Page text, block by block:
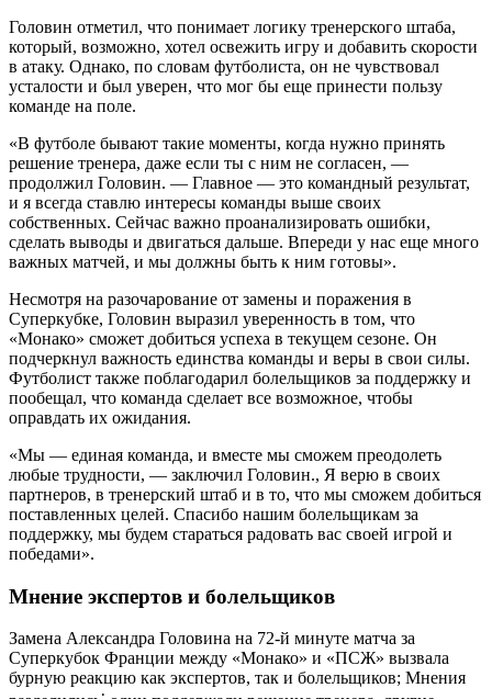
Головин отметил, что понимает логику тренерского штаба,
который, возможно, хотел освежить игру и добавить скорости
в атаку. Однако, по словам футболиста, он не чувствовал
усталости и был уверен, что мог бы еще принести пользу
команде на поле.
«В футболе бывают такие моменты, когда нужно принять
решение тренера, даже если ты с ним не согласен, —
продолжил Головин. — Главное — это командный результат,
и я всегда ставлю интересы команды выше своих
собственных. Сейчас важно проанализировать ошибки,
сделать выводы и двигаться дальше. Впереди у нас еще много
важных матчей, и мы должны быть к ним готовы».
Несмотря на разочарование от замены и поражения в
Суперкубке, Головин выразил уверенность в том, что
«Монако» сможет добиться успеха в текущем сезоне. Он
подчеркнул важность единства команды и веры в свои силы.
Футболист также поблагодарил болельщиков за поддержку и
пообещал, что команда сделает все возможное, чтобы
оправдать их ожидания.
«Мы — единая команда, и вместе мы сможем преодолеть
любые трудности, — заключил Головин., Я верю в своих
партнеров, в тренерский штаб и в то, что мы сможем добиться
поставленных целей. Спасибо нашим болельщикам за
поддержку, мы будем стараться радовать вас своей игрой и
победами».
Мнение экспертов и болельщиков
Замена Александра Головина на 72-й минуте матча за
Суперкубок Франции между «Монако» и «ПСЖ» вызвала
бурную реакцию как экспертов, так и болельщиков; Мнения